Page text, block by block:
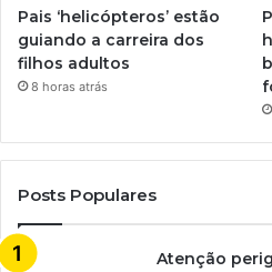
Pais ‘helicópteros’ estão
guiando a carreira dos
filhos adultos
8 horas atrás
Posts Populares
Atenção